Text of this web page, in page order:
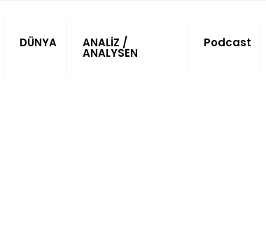
DÜNYA ANALİZ /
ANALYSEN
Podcast